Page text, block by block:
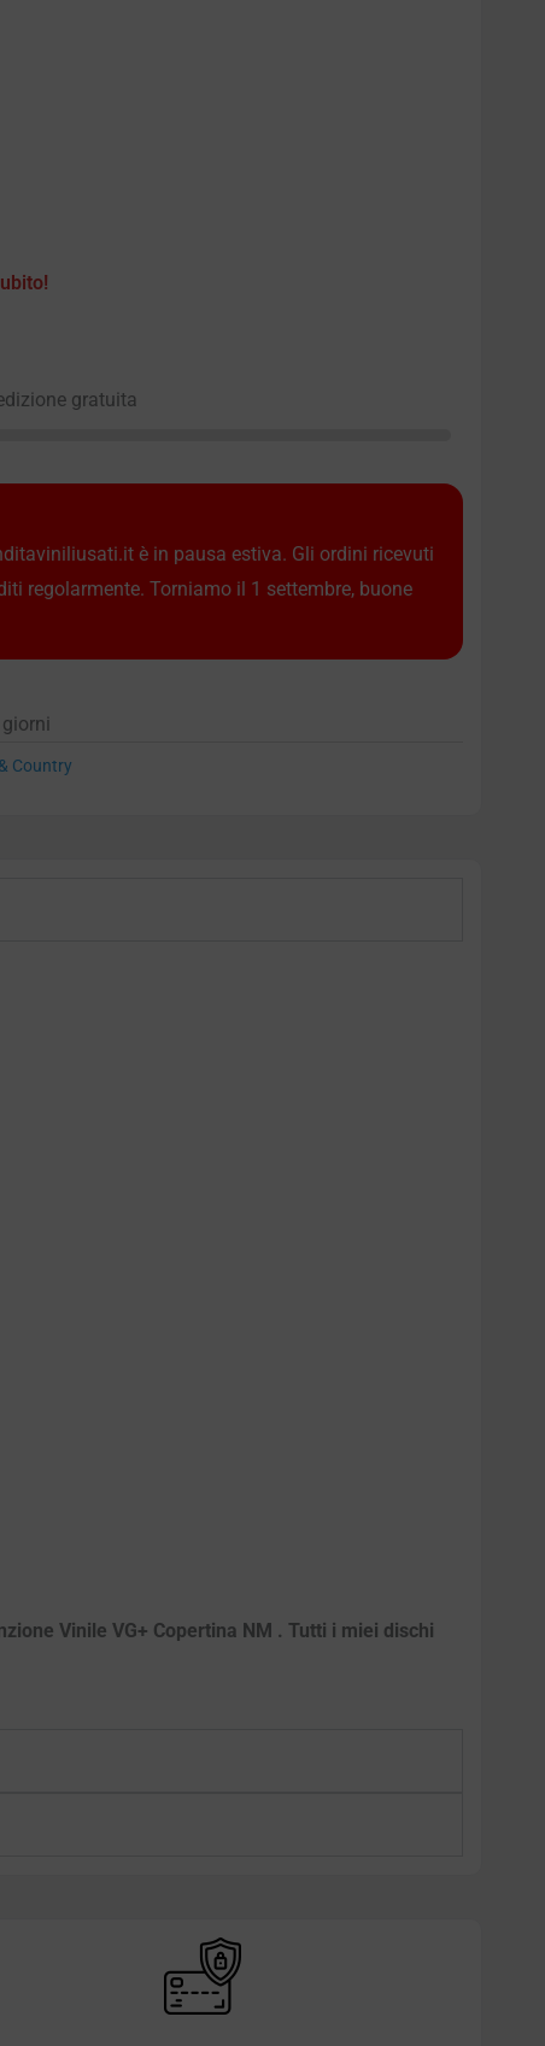
gratuita
è in pausa estiva. Gli ordini ricevuti
regolarmente. Torniamo il 1 settembre, buone
Country
Vinile VG+ Copertina NM . Tutti i miei dischi